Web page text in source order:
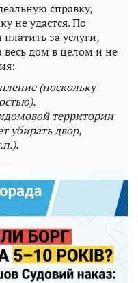
справку,
не удастся. По
за услуги,
весь дом в целом и не
(поскольку
территории
двор,